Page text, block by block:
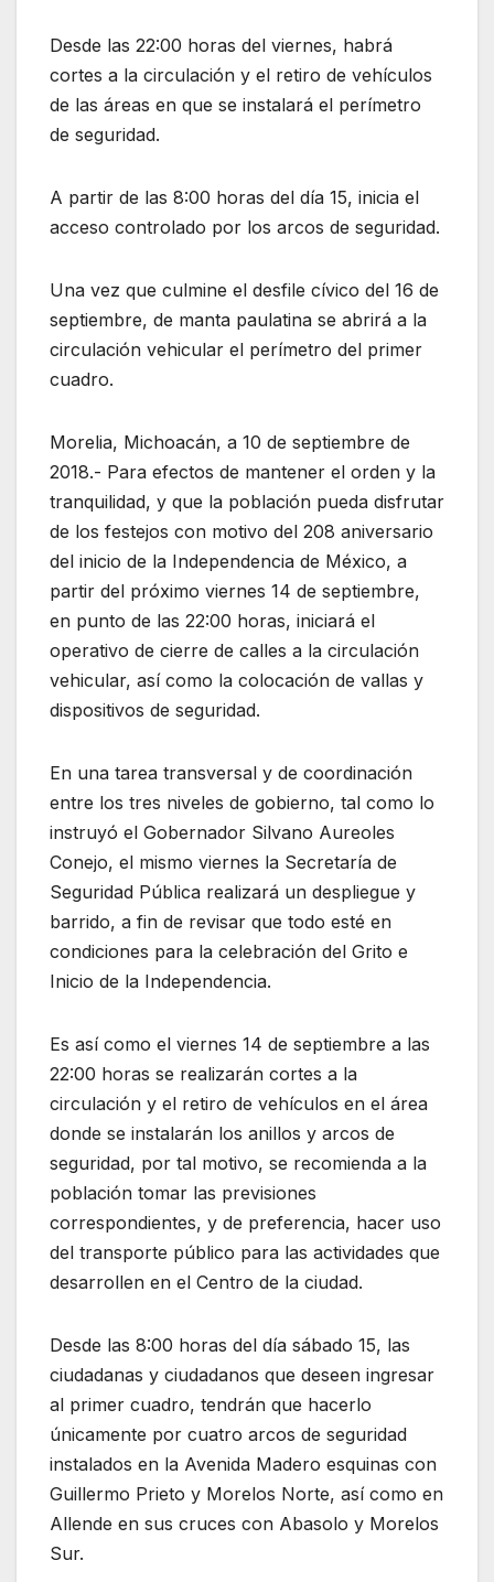
Desde las 22:00 horas del viernes, habrá
cortes a la circulación y el retiro de vehículos
de las áreas en que se instalará el perímetro
de seguridad.
A partir de las 8:00 horas del día 15, inicia el
acceso controlado por los arcos de seguridad.
Una vez que culmine el desfile cívico del 16 de
septiembre, de manta paulatina se abrirá a la
circulación vehicular el perímetro del primer
cuadro.
Morelia, Michoacán, a 10 de septiembre de
2018.- Para efectos de mantener el orden y la
tranquilidad, y que la población pueda disfrutar
de los festejos con motivo del 208 aniversario
del inicio de la Independencia de México, a
partir del próximo viernes 14 de septiembre,
en punto de las 22:00 horas, iniciará el
operativo de cierre de calles a la circulación
vehicular, así como la colocación de vallas y
dispositivos de seguridad.
En una tarea transversal y de coordinación
entre los tres niveles de gobierno, tal como lo
instruyó el Gobernador Silvano Aureoles
Conejo, el mismo viernes la Secretaría de
Seguridad Pública realizará un despliegue y
barrido, a fin de revisar que todo esté en
condiciones para la celebración del Grito e
Inicio de la Independencia.
Es así como el viernes 14 de septiembre a las
22:00 horas se realizarán cortes a la
circulación y el retiro de vehículos en el área
donde se instalarán los anillos y arcos de
seguridad, por tal motivo, se recomienda a la
población tomar las previsiones
correspondientes, y de preferencia, hacer uso
del transporte público para las actividades que
desarrollen en el Centro de la ciudad.
Desde las 8:00 horas del día sábado 15, las
ciudadanas y ciudadanos que deseen ingresar
al primer cuadro, tendrán que hacerlo
únicamente por cuatro arcos de seguridad
instalados en la Avenida Madero esquinas con
Guillermo Prieto y Morelos Norte, así como en
Allende en sus cruces con Abasolo y Morelos
Sur.